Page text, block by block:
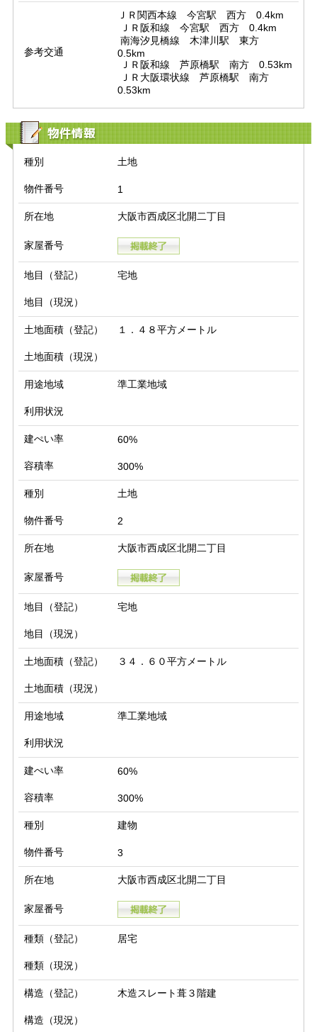
参考交通
ＪＲ関西本線　今宮駅　西方　0.4km
0.5km
0.53km
物件情報
種別 土地
物件番号 1
所在地 大阪市西成区北開二丁目
家屋番号
地目（登記） 宅地
地目（現況）
土地面積（登記） １．４８平方メートル
土地面積（現況）
用途地域 準工業地域
利用状況
建ぺい率 60%
容積率 300%
種別 土地
物件番号 2
所在地 大阪市西成区北開二丁目
家屋番号
地目（登記） 宅地
地目（現況）
土地面積（登記） ３４．６０平方メートル
土地面積（現況）
用途地域 準工業地域
利用状況
建ぺい率 60%
容積率 300%
種別 建物
物件番号 3
所在地 大阪市西成区北開二丁目
家屋番号
種類（登記） 居宅
種類（現況）
構造（登記） 木造スレート葺３階建
構造（現況）